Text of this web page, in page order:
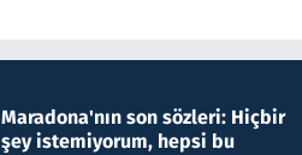
Maradona'nın son sözleri: Hiçbir
şey istemiyorum, hepsi bu